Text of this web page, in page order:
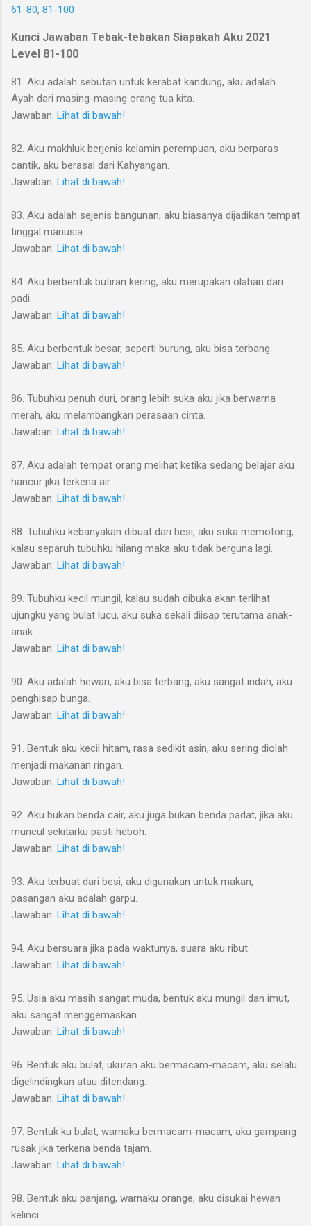
61-80, 81-100
Kunci Jawaban Tebak-tebakan Siapakah Aku 2021
Level 81-100
81. Aku adalah sebutan untuk kerabat kandung, aku adalah
Ayah dari masing-masing orang tua kita.
Jawaban: Lihat di bawah!
82. Aku makhluk berjenis kelamin perempuan, aku berparas
cantik, aku berasal dari Kahyangan.
Jawaban: Lihat di bawah!
83. Aku adalah sejenis bangunan, aku biasanya dijadikan tempat
tinggal manusia.
Jawaban: Lihat di bawah!
84. Aku berbentuk butiran kering, aku merupakan olahan dari
padi.
Jawaban: Lihat di bawah!
85. Aku berbentuk besar, seperti burung, aku bisa terbang.
Jawaban: Lihat di bawah!
86. Tubuhku penuh duri, orang lebih suka aku jika berwarna
merah, aku melambangkan perasaan cinta.
Jawaban: Lihat di bawah!
87. Aku adalah tempat orang melihat ketika sedang belajar aku
hancur jika terkena air.
Jawaban: Lihat di bawah!
88. Tubuhku kebanyakan dibuat dari besi, aku suka memotong,
kalau separuh tubuhku hilang maka aku tidak berguna lagi.
Jawaban: Lihat di bawah!
89. Tubuhku kecil mungil, kalau sudah dibuka akan terlihat
ujungku yang bulat lucu, aku suka sekali diisap terutama anak-
anak.
Jawaban: Lihat di bawah!
90. Aku adalah hewan, aku bisa terbang, aku sangat indah, aku
penghisap bunga.
Jawaban: Lihat di bawah!
91. Bentuk aku kecil hitam, rasa sedikit asin, aku sering diolah
menjadi makanan ringan.
Jawaban: Lihat di bawah!
92. Aku bukan benda cair, aku juga bukan benda padat, jika aku
muncul sekitarku pasti heboh.
Jawaban: Lihat di bawah!
93. Aku terbuat dari besi, aku digunakan untuk makan,
pasangan aku adalah garpu.
Jawaban: Lihat di bawah!
94. Aku bersuara jika pada waktunya, suara aku ribut.
Jawaban: Lihat di bawah!
95. Usia aku masih sangat muda, bentuk aku mungil dan imut,
aku sangat menggemaskan.
Jawaban: Lihat di bawah!
96. Bentuk aku bulat, ukuran aku bermacam-macam, aku selalu
digelindingkan atau ditendang.
Jawaban: Lihat di bawah!
97. Bentuk ku bulat, warnaku bermacam-macam, aku gampang
rusak jika terkena benda tajam.
Jawaban: Lihat di bawah!
98. Bentuk aku panjang, warnaku orange, aku disukai hewan
kelinci.